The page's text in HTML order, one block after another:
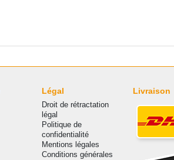
Légal
Droit de rétractation
légal
Politique de
confidentialité
Mentions légales
Conditions générales
Livraison